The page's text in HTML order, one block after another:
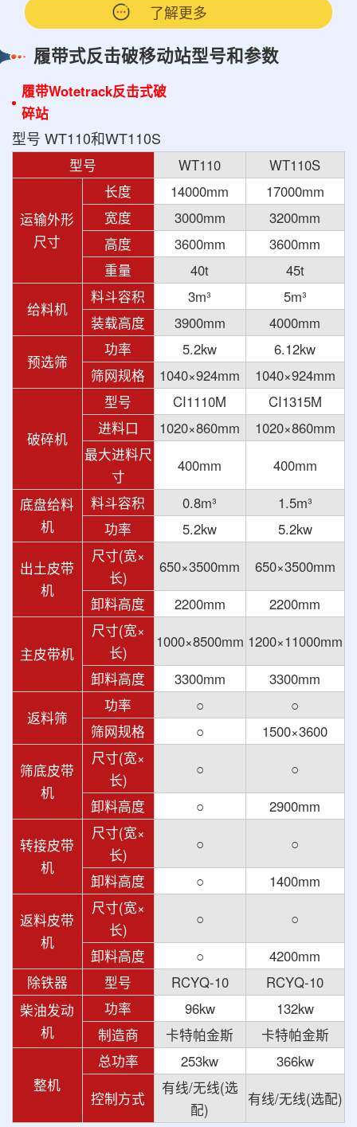
了解更多
履带式反击破移动站型号和参数
履带Wotetrack反击式破
碎站
型号 WT110和WT110S
型号 WT110 WT110S
运输外形
尺寸
长度 14000mm
17000mm
宽度
3000mm
3200mm
高度
3600mm
3600mm
重量
40t 45t
给料机
料斗容积 3m³
5m³
装载高度
3900mm 4000mm
预选筛
功率 5.2kw
6.12kw
筛网规格
1040×924mm 1040×924mm
破碎机
型号 CI1110M
CI1315M
进料口
1020×860mm
1020×860mm
最大进料尺
寸
400mm 400mm
底盘给料
机
料斗容积 0.8m³
1.5m³
功率
5.2kw 5.2kw
出土皮带
机
尺寸(宽×
长)
650×3500mm
650×3500mm
卸料高度
2200mm 2200mm
主皮带机
尺寸(宽×
长)
1000×8500mm 1200×11000mm
卸料高度
3300mm 3300mm
返料筛
功率 ○
○
筛网规格
○ 1500×3600
筛底皮带
机
尺寸(宽×
长)
○
○
卸料高度
○ 2900mm
转接皮带
机
尺寸(宽×
长)
○
○
卸料高度
○ 1400mm
返料皮带
机
尺寸(宽×
长)
○
○
卸料高度
○
4200mm
除铁器
型号 RCYQ-10
RCYQ-10
柴油发动
机
功率 96kw
132kw
制造商
卡特帕金斯 卡特帕金斯
整机
总功率 253kw
366kw
控制方式
有线/无线(选
配)
有线/无线(选配)